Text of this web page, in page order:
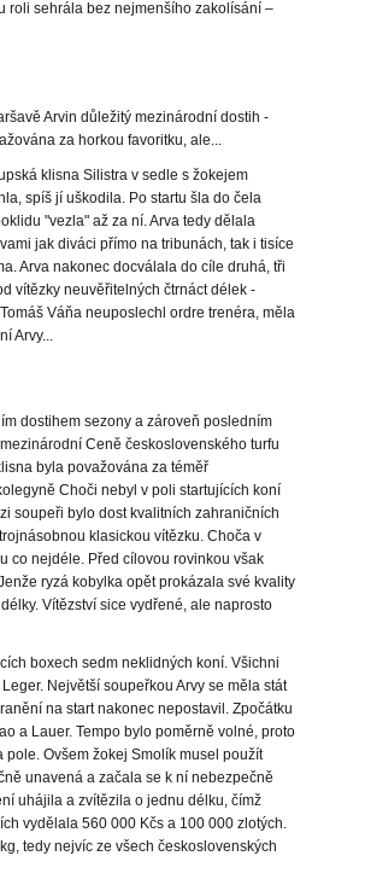
roli sehrála bez nejmenšího zakolísání –
Arvin důležitý mezinárodní dostih -
za horkou favoritku, ale...
klisna Silistra v sedle s žokejem
spíš jí uškodila. Po startu šla do čela
"vezla" až za ní. Arva tedy dělala
jak diváci přímo na tribunách, tak i tisíce
Arva nakonec docválala do cíle druhá, tři
vítězky neuvěřitelných čtrnáct délek -
Váňa neuposlechl ordre trenéra, měla
Arvy...
dostihem sezony a zároveň posledním
Ceně československého turfu
byla považována za téměř
Choči nebyl v poli startujících koní
soupeři bylo dost kvalitních zahraničních
klasickou vítězku. Choča v
co nejdéle. Před cílovou rovinkou však
ryzá kobylka opět prokázala své kvality
Vítězství sice vydřené, ale naprosto
boxech sedm neklidných koní. Všichni
Největší soupeřkou Arvy se měla stát
na start nakonec nepostavil. Zpočátku
a Lauer. Tempo bylo poměrně volné, proto
Ovšem žokej Smolík musel použít
unavená a začala se k ní nebezpečně
uhájila a zvítězila o jednu délku, čímž
vydělala 560 000 Kčs a 100 000 zlotých.
tedy nejvíc ze všech československých